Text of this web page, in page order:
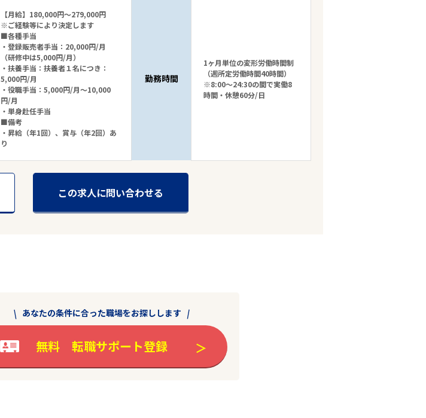
【月給】180,000円～279,000円
※ご経験等により決定します
■各種手当
・登録販売者手当：20,000円/月
（研修中は5,000円/月）
・扶養手当：扶養者１名につき：
5,000円/月
・役職手当：5,000円/月～10,000
円/月
・単身赴任手当
■備考
・昇給（年1回）、賞与（年2回）あ
り
勤務時間
1ヶ月単位の変形労働時間制
（週所定労働時間40時間）
※8:00～24:30の間で実働8
時間・休憩60分/日
この求人に問い合わせる
あなたの条件に合った職場をお探しします
無料 転職サポート登録